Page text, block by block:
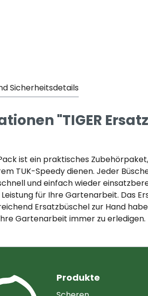
Sicherheitsdetails
"TIGER
ist ein praktisches
TUK-Speedy dienen. Jeder
und einfach wieder
für Ihre Gartenarbeit. Das
Ersatzbüschel zur Hand
Gartenarbeit immer zu erledigen.
Produkte